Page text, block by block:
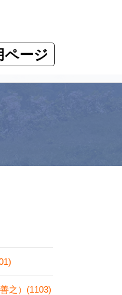
ージ
之）(1103)